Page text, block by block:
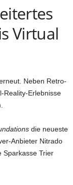
Virtual
Neben Retro-
Reality-Erlebnisse
die neueste
Anbieter Nitrado
Sparkasse Trier